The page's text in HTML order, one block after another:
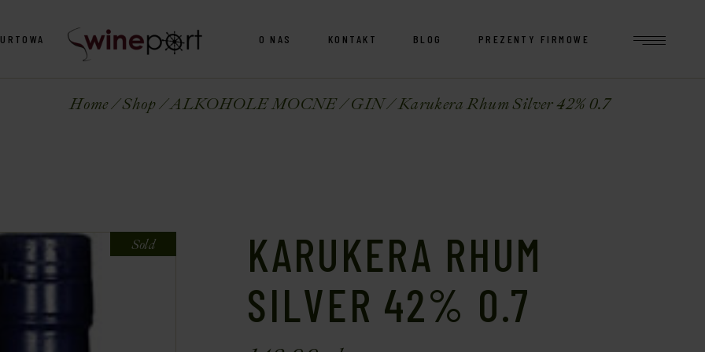
O NAS KONTAKT BLOG PREZENTY FIRMOWE
Home Shop ALKOHOLE MOCNE GIN Karukera Rhum Silver 42% 0.7
Sold
KARUKERA RHUM
SILVER 42% 0.7